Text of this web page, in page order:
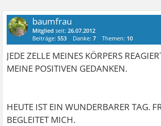
baumfrau
Mitglied seit:26.07.2012
Beiträge:553 Danke:7 Themen: 10
JEDE ZELLE MEINES KÖRPERS
MEINE POSITIVEN GEDANKEN.
HEUTE IST EIN WUNDERBARER TAG.
BEGLEITET MICH.